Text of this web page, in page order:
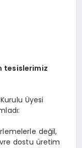
tesislerimiz
Üyesi
değil,
dostu üretim